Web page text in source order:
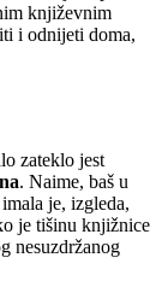
književnim
i odnijeti doma,
zateklo jest
. Naime, baš u
je, izgleda,
je tišinu knjižnice
nesuzdržanog